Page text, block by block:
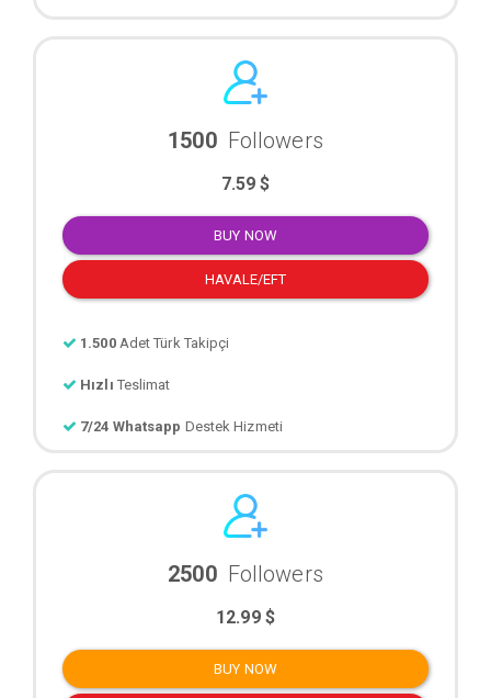
1500 Followers
7.59 $
BUY NOW
HAVALE/EFT
1.500 Adet Türk Takipçi
Hızlı Teslimat
7/24 Whatsapp Destek Hizmeti
2500 Followers
12.99 $
BUY NOW